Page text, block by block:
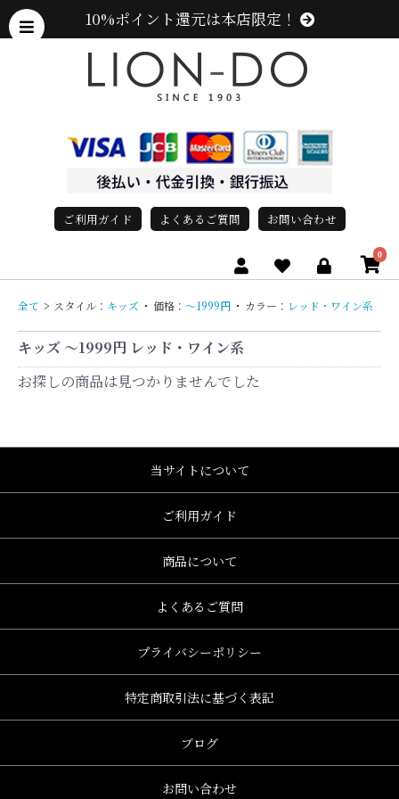
10%ポイント還元は本店限定！
ご利用ガイド よくあるご質問 お問い合わせ
0
全て > スタイル： キッズ ・ 価格： 〜1999円 ・ カラー： レッド・ワイン系
キッズ 〜1999円 レッド・ワイン系
お探しの商品は見つかりませんでした
当サイトについて
ご利用ガイド
商品について
よくあるご質問
プライバシーポリシー
特定商取引法に基づく表記
ブログ
お問い合わせ